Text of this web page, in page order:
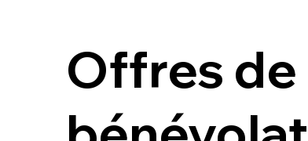
Offres de